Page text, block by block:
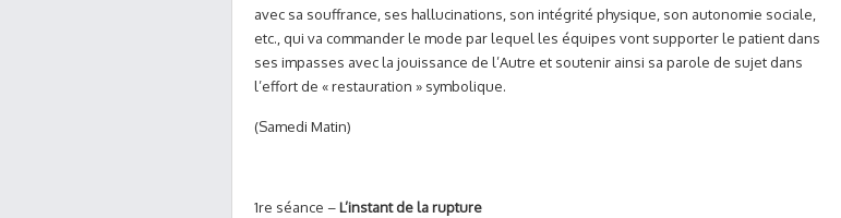
avec sa souffrance, ses hallucinations, son intégrité physique, son autonomie sociale,
etc., qui va commander le mode par lequel les équipes vont supporter le patient dans
ses impasses avec la jouissance de l’Autre et soutenir ainsi sa parole de sujet dans
l’effort de « restauration » symbolique.
(Samedi Matin)
1re séance –L’instant de la rupture